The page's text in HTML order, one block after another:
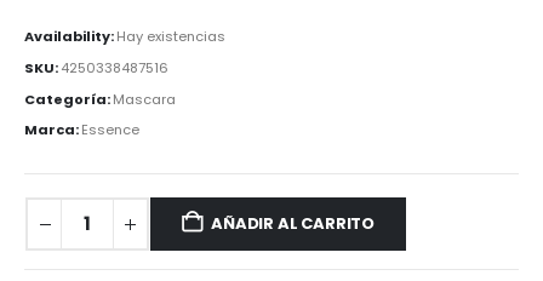
Availability:Hay existencias
SKU:4250338487516
Categoría:Mascara
Marca:Essence
AÑADIR AL CARRITO